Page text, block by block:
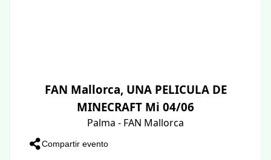
FAN Mallorca, UNA PELICULA DE
MINECRAFT Mi 04/06
Palma - FAN Mallorca
Compartir evento